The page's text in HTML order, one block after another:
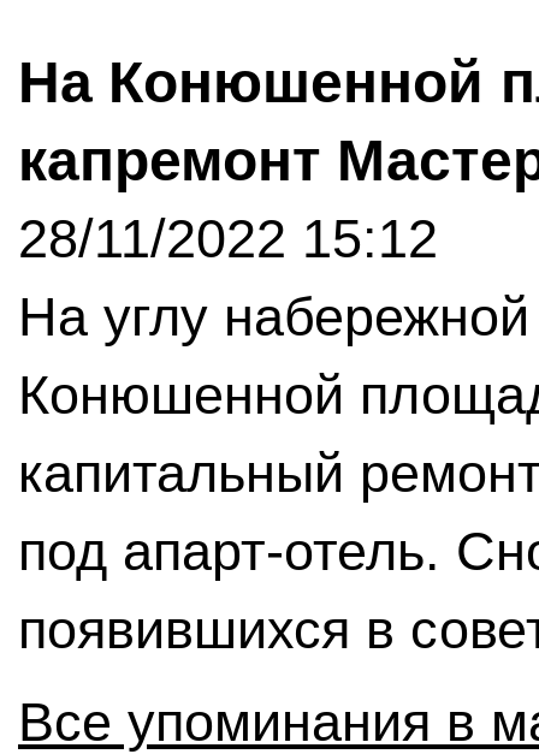
На Конюшенной
капремонт
28/11/2022 15:12
На углу
Конюшенной
капитальный
под апарт-отель.
появившихся в
Все упоминания в